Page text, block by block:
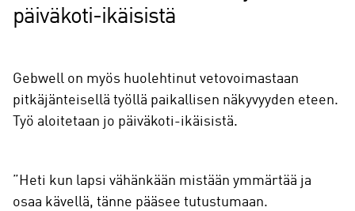
päiväkoti-ikäisistä
Gebwell on myös huolehtinut vetovoimastaan
pitkäjänteisellä työllä paikallisen näkyvyyden eteen.
Työ aloitetaan jo päiväkoti-ikäisistä.
”Heti kun lapsi vähänkään mistään ymmärtää ja
osaa kävellä, tänne pääsee tutustumaan.